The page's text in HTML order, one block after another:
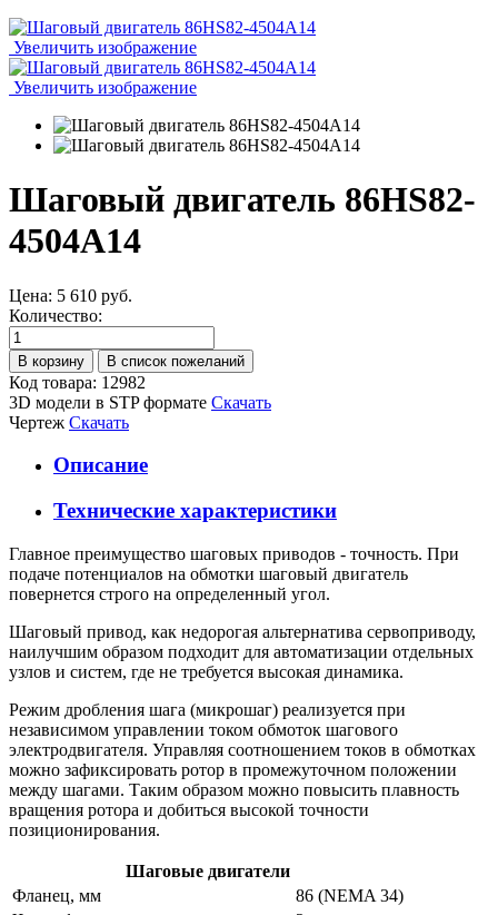
Увеличить изображение
Увеличить изображение
Шаговый двигатель 86HS82-
4504A14
Цена: 5 610 руб.
Количество:
Код товара: 12982
3D модели в STP формате Скачать
Чертеж Скачать
Описание
Технические характеристики
Главное преимущество шаговых приводов - точность. При
подаче потенциалов на обмотки шаговый двигатель
повернется строго на определенный угол.
Шаговый привод, как недорогая альтернатива сервоприводу,
наилучшим образом подходит для автоматизации отдельных
узлов и систем, где не требуется высокая динамика.
Режим дробления шага (микрошаг) реализуется при
независимом управлении током обмоток шагового
электродвигателя. Управляя соотношением токов в обмотках
можно зафиксировать ротор в промежуточном положении
между шагами. Таким образом можно повысить плавность
вращения ротора и добиться высокой точности
позиционирования.
Шаговые двигатели
Фланец, мм
86 (NEMA 34)